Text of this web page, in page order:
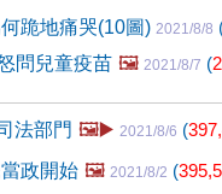
跪地痛哭(10圖) 2021/8/8
問兒童疫苗 🖼️ 2021/8/7 (
法部門 🖼️▶️ 2021/8/6 (
政開始 🖼️ 2021/8/2 (